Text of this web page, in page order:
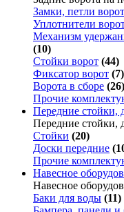
Замки, петли ворот
Уплотнители
Механизм
(10)
Стойки ворот (44)
Фиксатор ворот (7)
Ворота в сборе (26)
Прочие
Передние стойки,
Передние стойки,
Стойки (20)
Доски передние
Прочие
Навесное
Навесное
Баки для воды (11)